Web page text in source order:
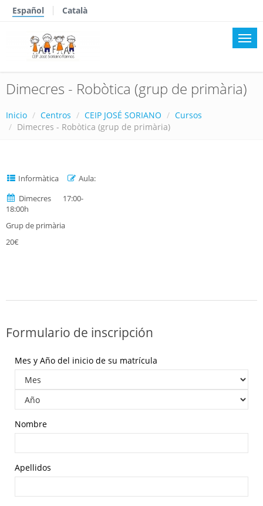
Español Català
Dimecres - Robòtica (grup de primària)
Inicio Centros CEIP JOSÉ SORIANO
Cursos
Dimecres - Robòtica (grup de primària)
Informàtica
Aula:
Dimecres 17:00-
18:00h
Grup de primària
20€
Formulario de inscripción
Mes y Año del inicio de su matrícula
Nombre
Apellidos